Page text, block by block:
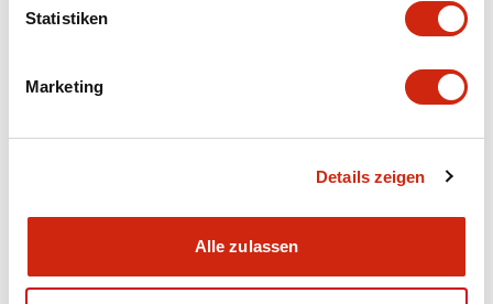
Statistiken
Marketing
Details zeigen
Alle zulassen
Dokumente und Dateien